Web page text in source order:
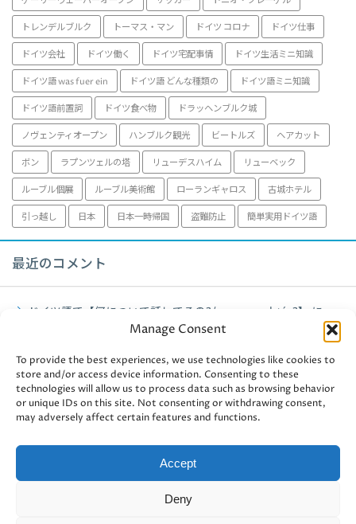
Manage Consent
To provide the best experiences, we use technologies like cookies to
store and/or access device information. Consenting to these
technologies will allow us to process data such as browsing behavior
or unique IDs on this site. Not consenting or withdrawing consent,
may adversely affect certain features and functions.
Accept
Deny
トレンデルブルク トーマス・マン ドイツ コロナ ドイツ仕事
ドイツ会社 ドイツ働く ドイツ宅配事情 ドイツ生活ミニ知識
ドイツ語 was fuer ein ドイツ語 どんな種類の ドイツ語ミニ知識
ドイツ語前置詞 ドイツ食べ物 ドラッヘンブルク城
ノヴェンティオープン ハンブルク観光 ビートルズ ヘアカット
ボン ラプンツェルの塔 リューデスハイム リューベック
ルーブル個展 ルーブル美術館 ローランギャロス 古城ホテル
引っ越し 日本 日本一時帰国 盗難防止 簡単実用ドイツ語
最近のコメント
ドイツ語で【何について話してるの?/worum geht´s?】
に
ミュンヘン観光【アルテピナコテーク】2021年 にfujikoより
ミュンヘン観光【アルテピナコテーク】2021年にuser-
438241より